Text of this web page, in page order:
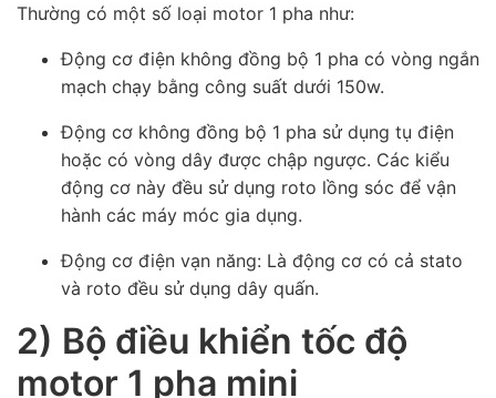
Thường có một số loại motor 1 pha như:
Động cơ điện không đồng bộ 1 pha có vòng ngắn
mạch chạy bằng công suất dưới 150w.
Động cơ không đồng bộ 1 pha sử dụng tụ điện
hoặc có vòng dây được chập ngược. Các kiểu
động cơ này đều sử dụng roto lồng sóc để vận
hành các máy móc gia dụng.
Động cơ điện vạn năng: Là động cơ có cả stato
và roto đều sử dụng dây quấn.
2) Bộ điều khiển tốc độ
motor 1 pha mini